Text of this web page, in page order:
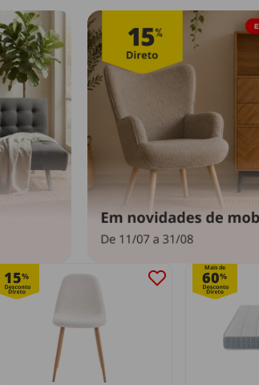
15%
Mais de
60%